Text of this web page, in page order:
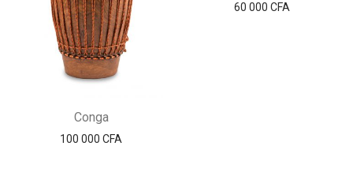
Conga
100 000 CFA
60 000 CFA